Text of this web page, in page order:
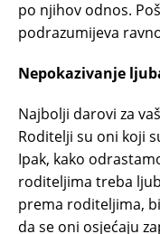
po njihov odnos.
podrazumijeva
Nepokazivanje
Najbolji darovi za
Roditelji su oni koji
Ipak, kako
roditeljima treba
prema roditeljima,
da se oni osjećaju